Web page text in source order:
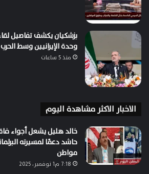
بزشكيان يكشف تفاصيل
وحدة الإيرانيين وسط الحرب
منذ 5 ساعات
الاخبار الاكثر مشاهدة اليوم
خالد هليل يشعل أجواء
مواطن
7:18 م1 نوفمبر، 2025